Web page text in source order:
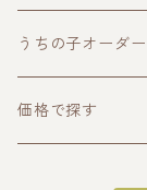
うちの子オーダ
うちの子トップス
価格で探す